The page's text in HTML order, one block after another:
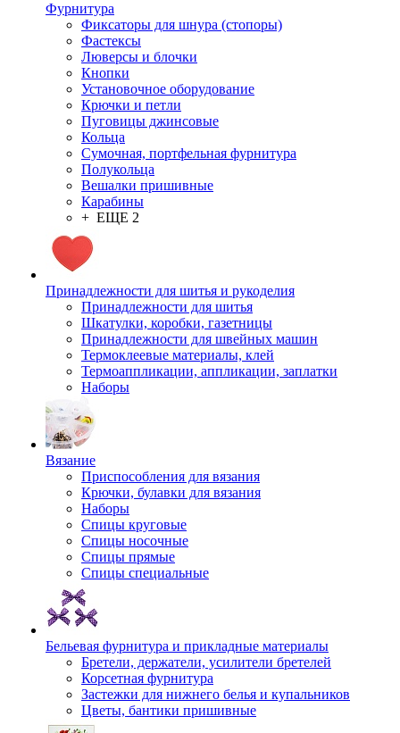
Фурнитура
Фиксаторы для шнура (стопоры)
Фастексы
Люверсы и блочки
Кнопки
Установочное оборудование
Крючки и петли
Пуговицы джинсовые
Кольца
Сумочная, портфельная фурнитура
Полукольца
Вешалки пришивные
Карабины
+ ЕЩЕ 2
Принадлежности для шитья и рукоделия
Принадлежности для шитья
Шкатулки, коробки, газетницы
Принадлежности для швейных машин
Термоклеевые материалы, клей
Термоаппликации, аппликации, заплатки
Наборы
Вязание
Приспособления для вязания
Крючки, булавки для вязания
Наборы
Спицы круговые
Спицы носочные
Спицы прямые
Спицы специальные
Бельевая фурнитура и прикладные материалы
Бретели, держатели, усилители бретелей
Корсетная фурнитура
Застежки для нижнего белья и купальников
Цветы, бантики пришивные